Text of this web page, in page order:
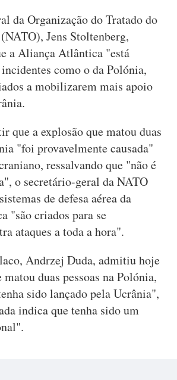
da Organização do Tratado do
Jens Stoltenberg,
a Aliança Atlântica "está
como o da Polónia,
a mobilizarem mais apoio
que a explosão que matou duas
"foi provavelmente causada"
ressalvando que "não é
o secretário-geral da NATO
de defesa aérea da
"são criados para se
ataques a toda a hora".
Andrzej Duda, admitiu hoje
duas pessoas na Polónia,
sido lançado pela Ucrânia",
indica que tenha sido um